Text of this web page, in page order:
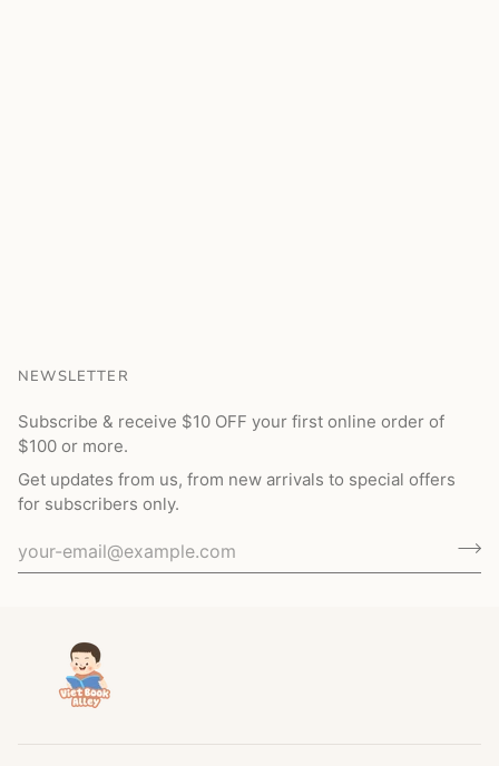
NEWSLETTER
Subscribe & receive $10 OFF your first online order of
$100 or more.
Get updates from us, from new arrivals to special offers
for subscribers only.